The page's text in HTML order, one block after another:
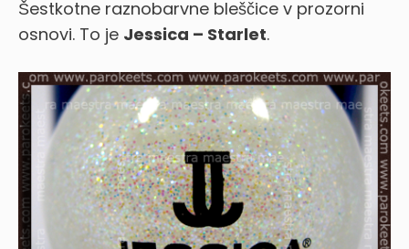
Šestkotne raznobarvne bleščice v prozorni
osnovi. To je Jessica – Starlet.